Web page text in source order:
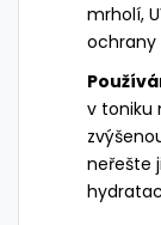
mrholí,
ochrany
v toniku
neřešte